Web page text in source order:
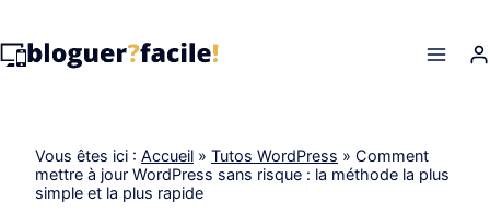
content
Vous êtes ici : Accueil » Tutos WordPress » Comment
mettre à jour WordPress sans risque : la méthode la plus
simple et la plus rapide